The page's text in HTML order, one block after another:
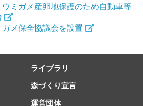
ミガメ産卵地保護のため自動車等
メ保全協議会を設置
ライブラリ
森づくり宣言
運営団体